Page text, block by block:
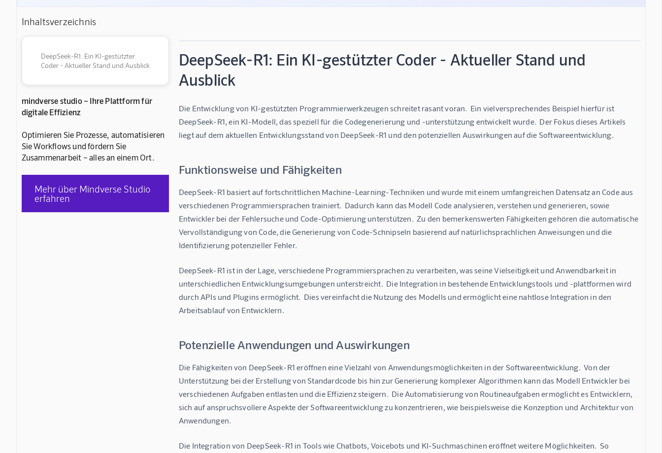
Inhaltsverzeichnis
DeepSeek-R1: Ein KI-gestützter
Coder - Aktueller Stand und Ausblick
mindverse studio – Ihre Plattform für
digitale Effizienz
Optimieren Sie Prozesse, automatisieren
Sie Workflows und fördern Sie
Zusammenarbeit – alles an einem Ort.
Mehr über Mindverse Studio
erfahren
DeepSeek-R1: Ein KI-gestützter Coder - Aktueller Stand und
Ausblick
Die Entwicklung von KI-gestützten Programmierwerkzeugen schreitet rasant voran.  Ein vielversprechendes Beispiel hierfür ist
DeepSeek-R1, ein KI-Modell, das speziell für die Codegenerierung und -unterstützung entwickelt wurde.  Der Fokus dieses Artikels
liegt auf dem aktuellen Entwicklungsstand von DeepSeek-R1 und den potenziellen Auswirkungen auf die Softwareentwicklung.
Funktionsweise und Fähigkeiten
DeepSeek-R1 basiert auf fortschrittlichen Machine-Learning-Techniken und wurde mit einem umfangreichen Datensatz an Code aus
verschiedenen Programmiersprachen trainiert.  Dadurch kann das Modell Code analysieren, verstehen und generieren, sowie
Entwickler bei der Fehlersuche und Code-Optimierung unterstützen.  Zu den bemerkenswerten Fähigkeiten gehören die automatische
Vervollständigung von Code, die Generierung von Code-Schnipseln basierend auf natürlichsprachlichen Anweisungen und die
Identifizierung potenzieller Fehler.
DeepSeek-R1 ist in der Lage, verschiedene Programmiersprachen zu verarbeiten, was seine Vielseitigkeit und Anwendbarkeit in
unterschiedlichen Entwicklungsumgebungen unterstreicht.  Die Integration in bestehende Entwicklungstools und -plattformen wird
durch APIs und Plugins ermöglicht.  Dies vereinfacht die Nutzung des Modells und ermöglicht eine nahtlose Integration in den
Arbeitsablauf von Entwicklern.
Potenzielle Anwendungen und Auswirkungen
Die Fähigkeiten von DeepSeek-R1 eröffnen eine Vielzahl von Anwendungsmöglichkeiten in der Softwareentwicklung.  Von der
Unterstützung bei der Erstellung von Standardcode bis hin zur Generierung komplexer Algorithmen kann das Modell Entwickler bei
verschiedenen Aufgaben entlasten und die Effizienz steigern.  Die Automatisierung von Routineaufgaben ermöglicht es Entwicklern,
sich auf anspruchsvollere Aspekte der Softwareentwicklung zu konzentrieren, wie beispielsweise die Konzeption und Architektur von
Anwendungen.
Die Integration von DeepSeek-R1 in Tools wie Chatbots, Voicebots und KI-Suchmaschinen eröffnet weitere Möglichkeiten.  So